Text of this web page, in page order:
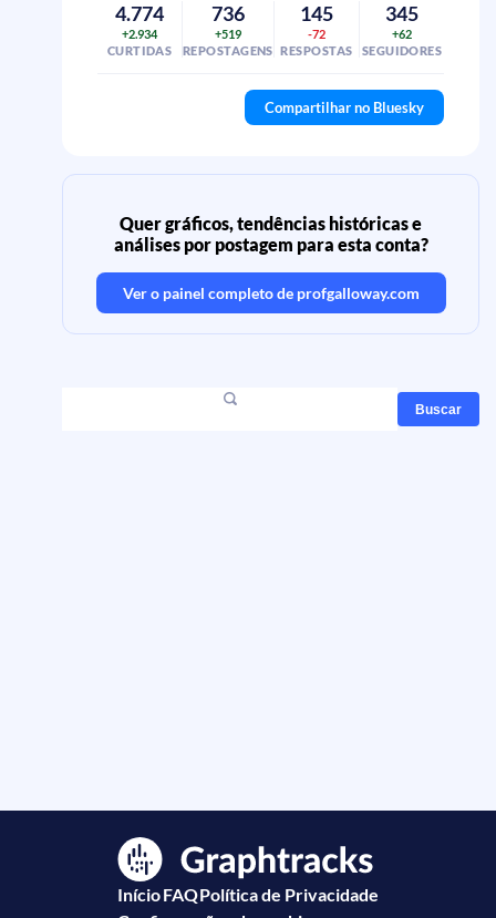
4.774
+2.934
CURTIDAS
736
+519
REPOSTAGENS
145
-72
RESPOSTAS
345
+62
SEGUIDORES
Compartilhar no Bluesky
Quer gráficos, tendências históricas e
análises por postagem para esta conta?
Ver o painel completo de profgalloway.com
Buscar
InícioFAQPolítica de Privacidade